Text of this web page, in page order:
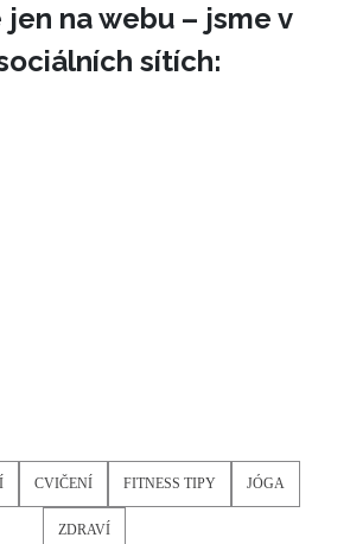
jen na webu – jsme v
sítích:
CVIČENÍ FITNESS TIPY JÓGA
ZDRAVÍ